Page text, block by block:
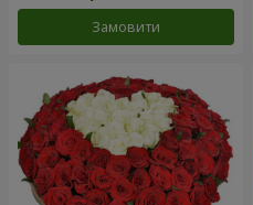
Замовити